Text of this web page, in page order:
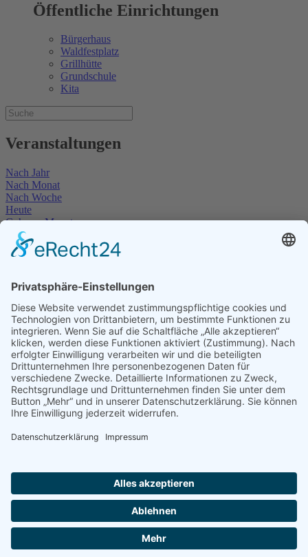
Öffentliche Einrichtungen
Bürgerhaus
Waldfestplatz
Grillhütte
Grundschule
Kita
Veranstaltungen
Nach Jahr
Nach Monat
Nach Woche
Heute
Gehe zu Monat
Gehe zu Monat
Theater „Die Kappesköpp“ bis zum 02.11.
Ort:
Kontakt
Impressum
Datenschutzerklärung
Cookie-Einstellungen
Kontakt
Impressum
Datenschutzerklärung